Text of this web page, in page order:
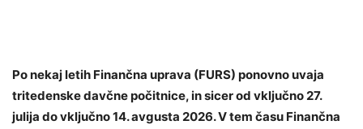
Po nekaj letih Finančna uprava (FURS) ponovno uvaja
tritedenske davčne počitnice, in sicer od vključno 27.
julija do vključno 14. avgusta 2026.V tem času Finančna